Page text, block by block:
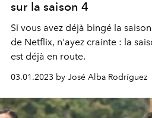
sur la saison 4
Si vous avez déjà bingé la
de Netflix, n'ayez crainte : la
est déjà en route.
03.01.2023 by José Alba Rodríguez